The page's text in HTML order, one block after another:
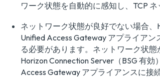
ワーク状態を自動的に感知し、TCP ネ
ネットワーク状態が良好でない場合、
Unified Access Gateway アプライア
る必要があります。ネットワーク状
Horizon Connection Server（BSG 有
Access Gateway アプライアンスに接